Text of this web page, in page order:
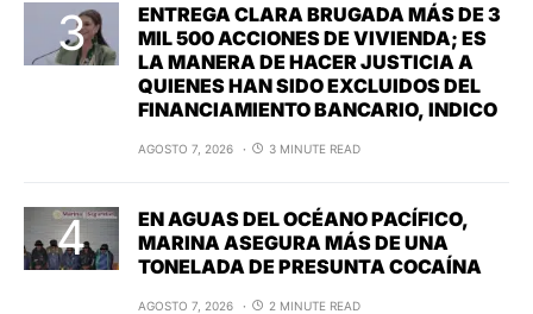
ENTREGA CLARA BRUGADA MÁS DE 3
MIL 500 ACCIONES DE VIVIENDA; ES
LA MANERA DE HACER JUSTICIA A
QUIENES HAN SIDO EXCLUIDOS DEL
FINANCIAMIENTO BANCARIO, INDICO
AGOSTO 7, 2026 3 MINUTE READ
EN AGUAS DEL OCÉANO PACÍFICO,
MARINA ASEGURA MÁS DE UNA
TONELADA DE PRESUNTA COCAÍNA
AGOSTO 7, 2026 2 MINUTE READ